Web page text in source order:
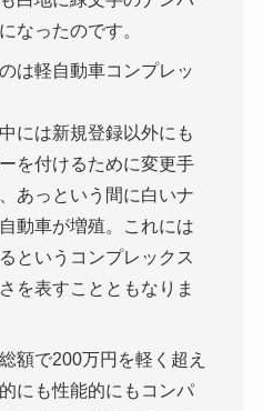
なったのです。
は軽自動車コンプレッ
には新規登録以外にも
を付けるために変更手
あっという間に白いナ
動車が増殖。これには
というコンプレックス
を表すことともなりま
額で200万円を軽く超え
にも性能的にもコンパ